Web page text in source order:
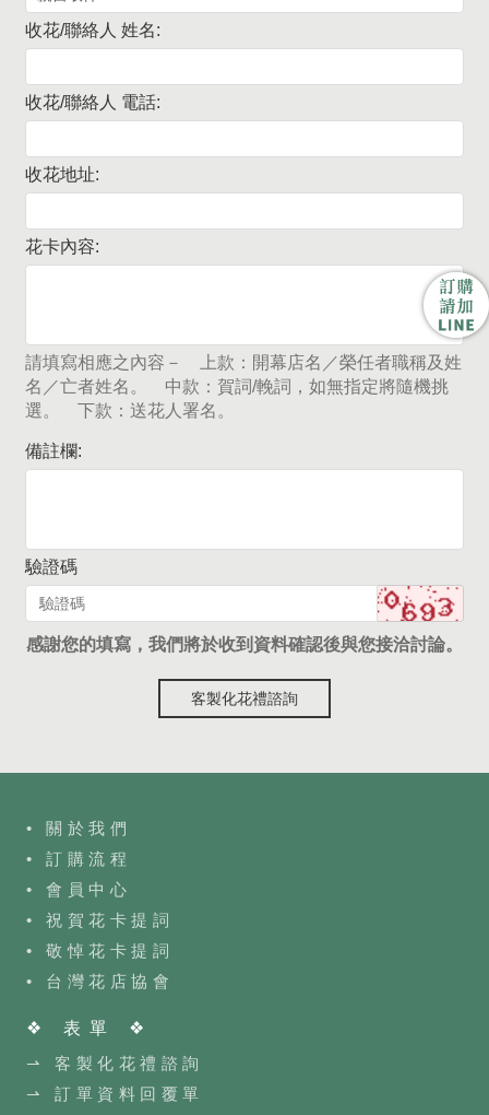
收花/聯絡人 姓名:
收花/聯絡人 電話:
收花地址:
花卡內容:
請填寫相應之內容－ 上款：開幕店名／榮任者職稱及姓
名／亡者姓名。 中款：賀詞/輓詞，如無指定將隨機挑
選。 下款：送花人署名。
備註欄:
驗證碼
感謝您的填寫，我們將於收到資料確認後與您接洽討論。
客製化花禮諮詢
• 關於我們
• 訂購流程
• 會員中心
• 祝賀花卡提詞
• 敬悼花卡提詞
• 台灣花店協會
❖ 表單 ❖
⇀ 客製化花禮諮詢
⇀ 訂單資料回覆單